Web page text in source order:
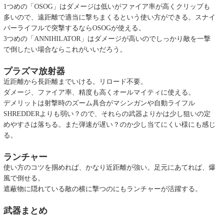
1つめの「OSOG」はダメージは低いがファイア率が高くクリップも
多いので、遠距離で適当に撃ちまくるという使い方ができる。スナイ
パーライフルで突撃するならOSOGが使える。
3つめの「ANNIHILATOR」はダメージが高いのでしっかり敵を一撃
で倒したい場合ならこれがいいだろう。
プラズマ放射器
近距離から長距離までいける。リロード不要。
ダメージ、ファイア率、精度も高くオールマイティに使える。
デメリットは射撃時のズーム具合がマシンガンや自動ライフル
SHREDDERよりも弱い？ので、それらの武器よりかは少し狙いの定
めやすさは落ちる。また弾速が遅い？のか少し当てにくい様にも感じ
る。
ランチャー
使い方のコツを掴めれば、かなり近距離が強い。足元にあてれば、爆
風で倒せる。
遮蔽物に隠れている敵の横に撃つのにもランチャーが活躍する。
武器まとめ